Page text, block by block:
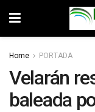
Home PORTADA
Velarán
baleada